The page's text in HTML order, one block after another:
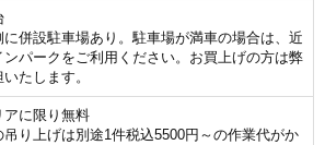
に併設駐車場あり。駐車場が満車の場合は、近
ンパークをご利用ください。お買上げの方は弊
たします。
アに限り無料
り上げは別途1件税込5500円～の作業代がか